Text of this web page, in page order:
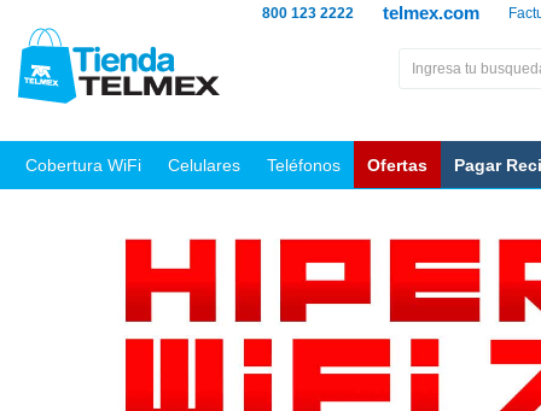
telmex.com
800 123 2222
Cobertura WiFi Celulares Teléfonos Ofertas Pagar